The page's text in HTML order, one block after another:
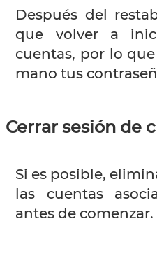
Después del
que volver a
cuentas, por lo
mano tus
Cerrar sesión de
Si es posible,
las cuentas
antes de comenzar.